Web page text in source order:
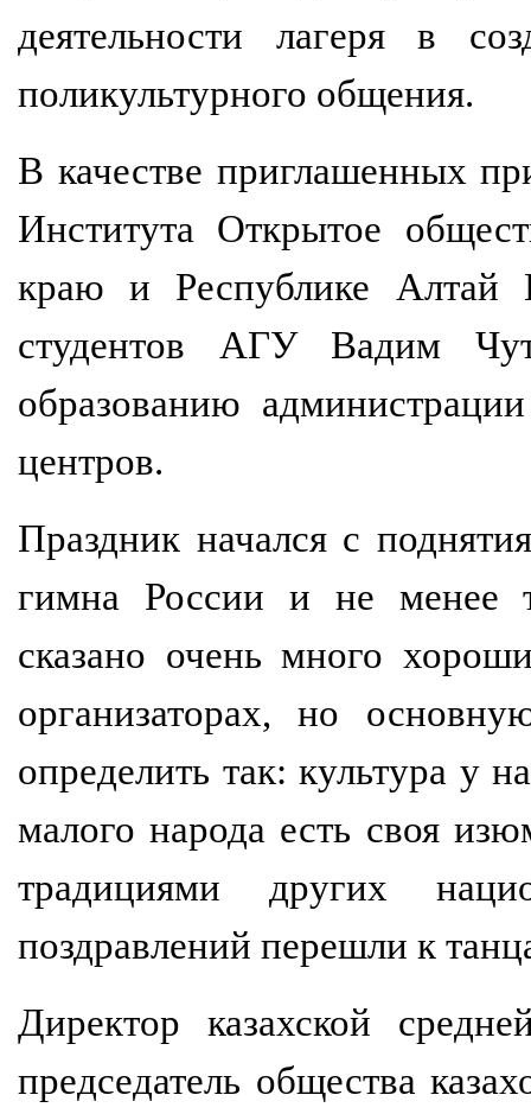
деятельности лагеря в
поликультурного общения.
В качестве приглашенных
Института Открытое
краю и Республике Алтай
студентов АГУ Вадим
образованию
центров.
Праздник начался с
гимна России и не менее
сказано очень много
организаторах, но
определить так: культура у
малого народа есть своя
традициями других
поздравлений перешли к
Директор казахской
председатель общества